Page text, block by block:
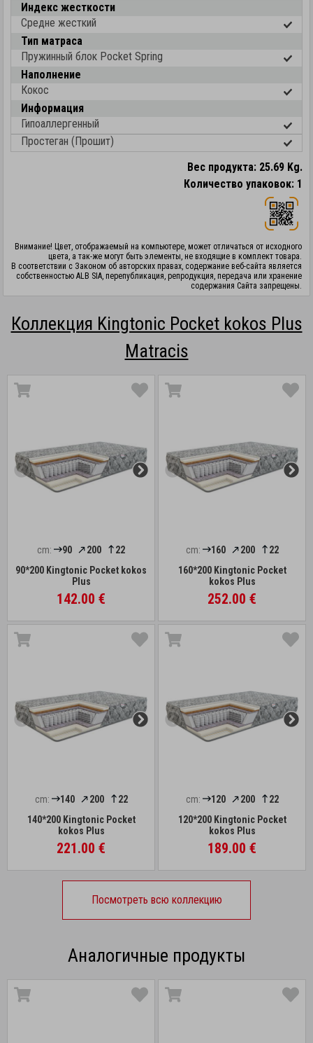
Индекс жесткости
Средне жесткий
Тип матраса
Пружинный блок Pocket Spring
Наполнение
Кокос
Информация
Гипоаллергенный
Простеган (Прошит)
Вес продукта: 25.69 Kg.
Количество упаковок: 1
Внимание! Цвет, отображаемый на компьютере, может отличаться от исходного
цвета, а так-же могут быть элементы, не входящие в комплект товара.
В соответствии с Законом об авторских правах, содержание веб-сайта является
собственностью ALB SIA, перепубликация, репродукция, передача или хранение
содержания Сайта запрещены.
Коллекция Kingtonic Pocket kokos Plus
Matracis
cm: 90 200
22
90*200 Kingtonic Pocket kokos
Plus
142.00 €
cm: 160 200
22
160*200 Kingtonic Pocket
kokos Plus
252.00 €
cm: 140 200
22
140*200 Kingtonic Pocket
kokos Plus
221.00 €
cm: 120 200
22
120*200 Kingtonic Pocket
kokos Plus
189.00 €
Посмотреть всю коллекцию
Аналогичные продукты